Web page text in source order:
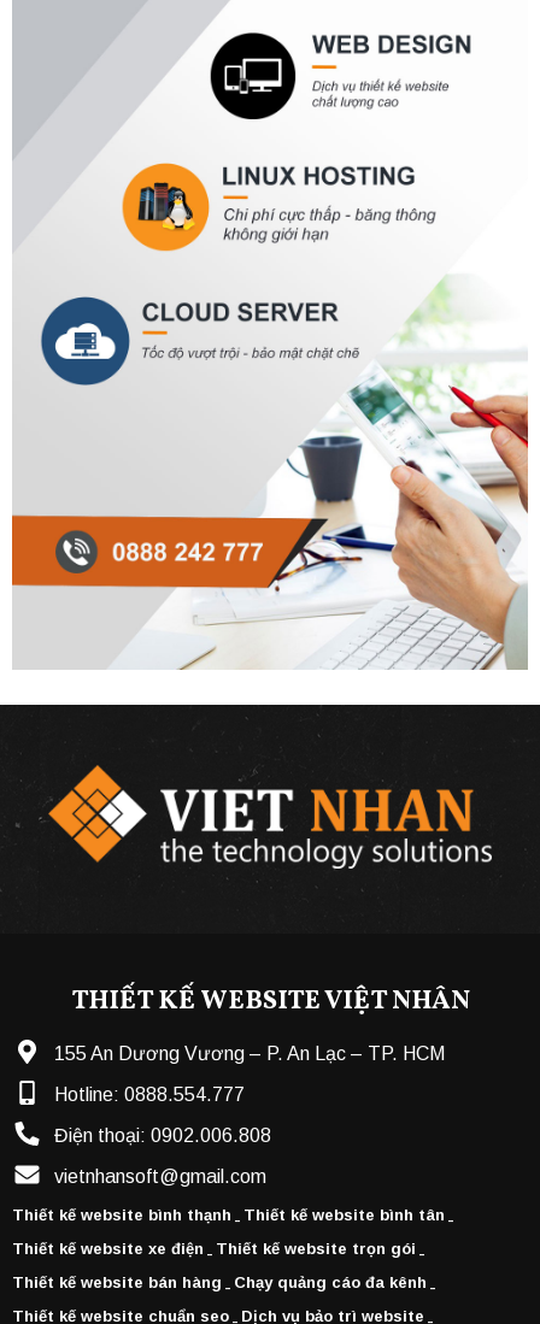
THIẾT KẾ WEBSITE VIỆT NHÂN
155 An Dương Vương – P. An Lạc – TP. HCM
Hotline: 0888.554.777
Điện thoại: 0902.006.808
vietnhansoft@gmail.com
Thiết kế website bình thạnh - Thiết kế website bình tân -
Thiết kế website xe điện - Thiết kế website trọn gói -
Thiết kế website bán hàng - Chạy quảng cáo đa kênh -
Thiết kế website chuẩn seo Dịch vụ bảo trì website